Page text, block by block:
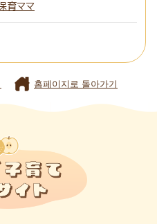
育ママ
홈페이지로 돌아가기